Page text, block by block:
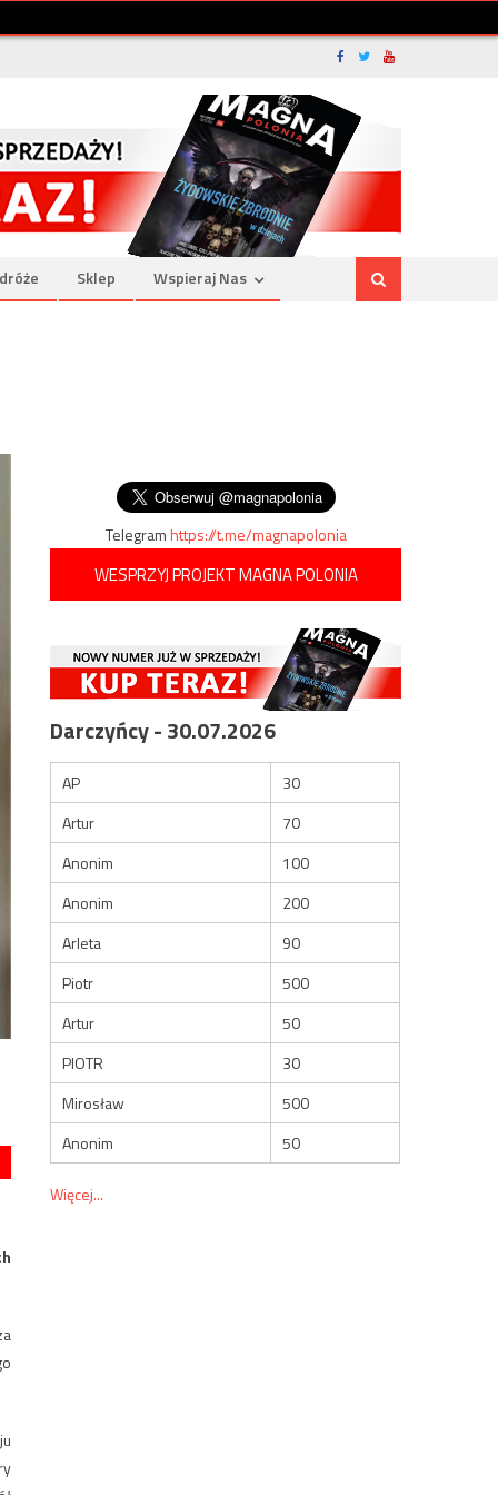
Sklep Wspieraj Nas
Telegramhttps://t.me/magnapolonia
WESPRZYJ PROJEKT MAGNA POLONIA
Darczyńcy - 30.07.2026
AP
30
Artur
70
Anonim
100
Anonim
200
Arleta
90
Piotr
500
Artur
50
PIOTR
30
Mirosław
500
Anonim
50
Więcej...